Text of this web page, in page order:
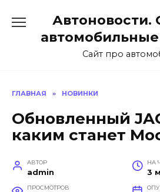
содержанию
Автоновости.
Сайт про
ГЛАВНАЯ » НОВИНКИ
Обновленный
каким станет
АВТОР
admin
НА
3
ПРОСМОТРОВ